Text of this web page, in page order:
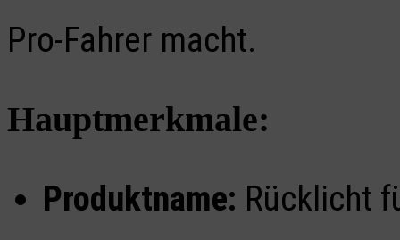
Pro-Fahrer macht.
Hauptmerkmale:
Produktname: Rücklicht